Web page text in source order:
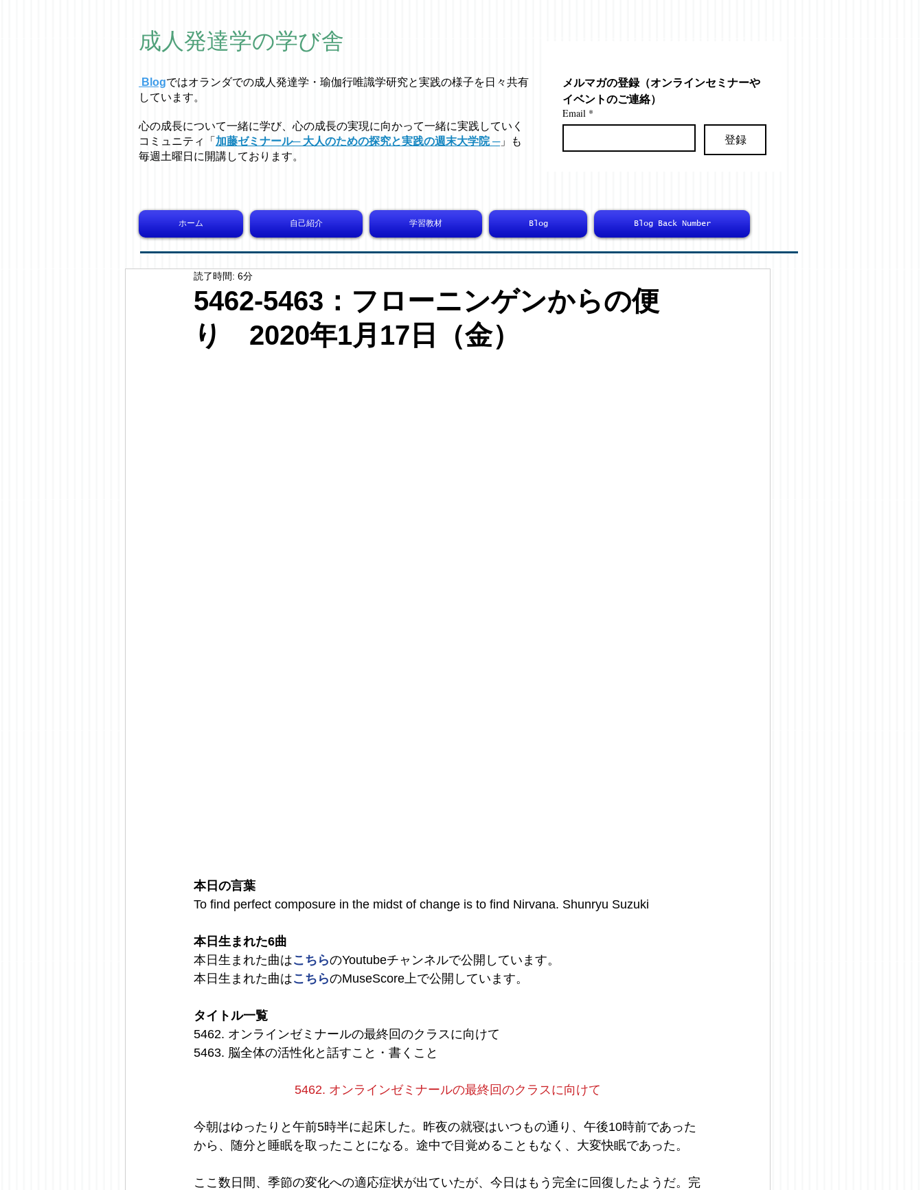
成人発達学の学び舎
Blogではオラ ンダでの成人発達学・ 瑜伽行唯識学研究と実践の様子を日々共有
しています。
心の成長について一緒に学び、心の成長の実現に向かって一緒に実践していく
コミュニティ「 加藤ゼミナール─ 大人のための探究と実践の週末大学院 ─」も
毎週土曜日に開講しております。
メルマガの登録（オンラインセミナーや
イベントのご連絡）
Email *
登録
ホーム 自己紹介 学習教材 Blog Blog Back Number
5462-5463：フローニンゲンからの便
り 2020年1月17日（金）
読了時間: 6分
本日の言葉
To find perfect composure in the midst of change is to find Nirvana. Shunryu Suzuki
本日生まれた6曲
本日生まれた曲はこちらのYoutubeチャンネルで公開しています。
本日生まれた曲はこちらのMuseScore上で公開しています。
タイトル一覧
5462. オンラインゼミナールの最終回のクラスに向けて
5463. 脳全体の活性化と話すこと・書くこと
5462. オンラインゼミナールの最終回のクラスに向けて
今朝はゆったりと午前5時半に起床した。昨夜の就寝はいつもの通り、午後10時前であった
から、随分と睡眠を取ったことになる。途中で目覚めることもなく、大変快眠であった。
ここ数日間、季節の変化への適応症状が出ていたが、今日はもう完全に回復したようだ。完